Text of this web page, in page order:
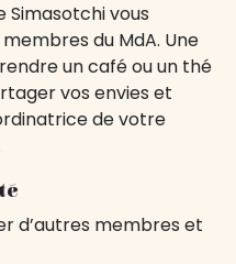
Simasotchi vous
du MdA. Une
un café ou un thé
vos envies et
de votre
d’autres membres et